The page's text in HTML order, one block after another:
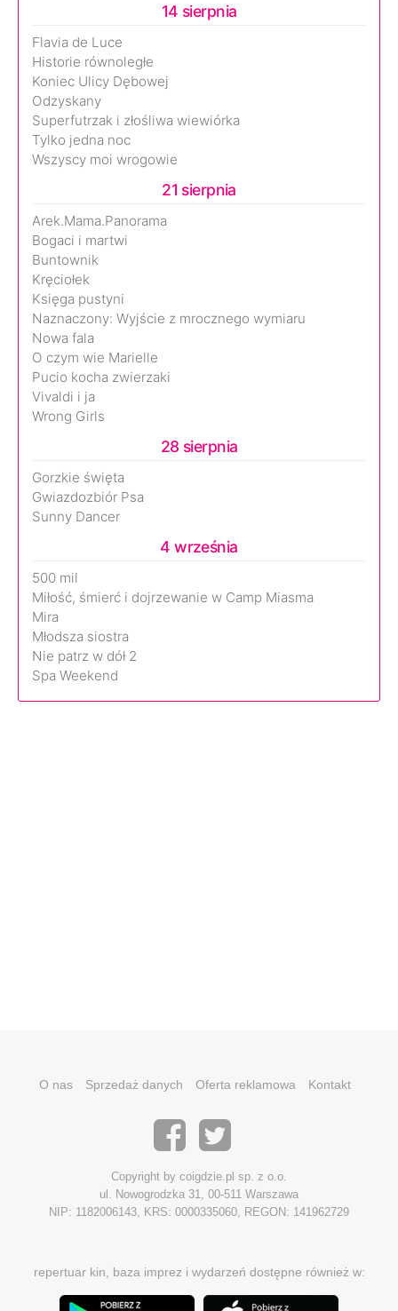
14 sierpnia
Flavia de Luce
Historie równoległe
Koniec Ulicy Dębowej
Odzyskany
Superfutrzak i złośliwa wiewiórka
Tylko jedna noc
Wszyscy moi wrogowie
21 sierpnia
Arek.Mama.Panorama
Bogaci i martwi
Buntownik
Kręciołek
Księga pustyni
Naznaczony: Wyjście z mrocznego wymiaru
Nowa fala
O czym wie Marielle
Pucio kocha zwierzaki
Vivaldi i ja
Wrong Girls
28 sierpnia
Gorzkie święta
Gwiazdozbiór Psa
Sunny Dancer
4 września
500 mil
Miłość, śmierć i dojrzewanie w Camp Miasma
Mira
Młodsza siostra
Nie patrz w dół 2
Spa Weekend
O nas Sprzedaż danych Oferta reklamowa Kontakt
Copyright by coigdzie.pl sp. z o.o.
ul. Nowogrodzka 31, 00-511 Warszawa
NIP: 1182006143, KRS: 0000335060, REGON: 141962729
repertuar kin, baza imprez i wydarzeń dostępne również w: